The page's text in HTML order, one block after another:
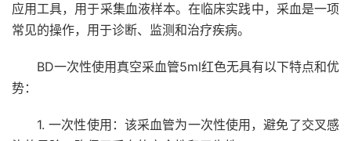
应用工具，用于采集血液样本。在临床实践中，采血是一项
常见的操作，用于诊断、监测和治疗疾病。
BD一次性使用真空采血管5ml红色无具有以下特点和优
势：
1. 一次性使用：该采血管为一次性使用，避免了交叉感